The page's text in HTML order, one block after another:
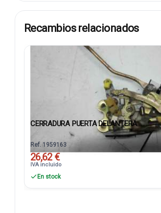
Recambios relacionados
CERRADURA PUERTA DELANTERA...
Ref. 1959163
26,62 €
IVA incluido
En stock